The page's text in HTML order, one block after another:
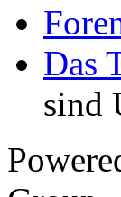
Das
sind